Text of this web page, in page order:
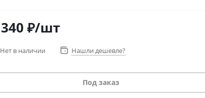
₽/шт
Нет в наличии Нашли дешевле?
Под заказ